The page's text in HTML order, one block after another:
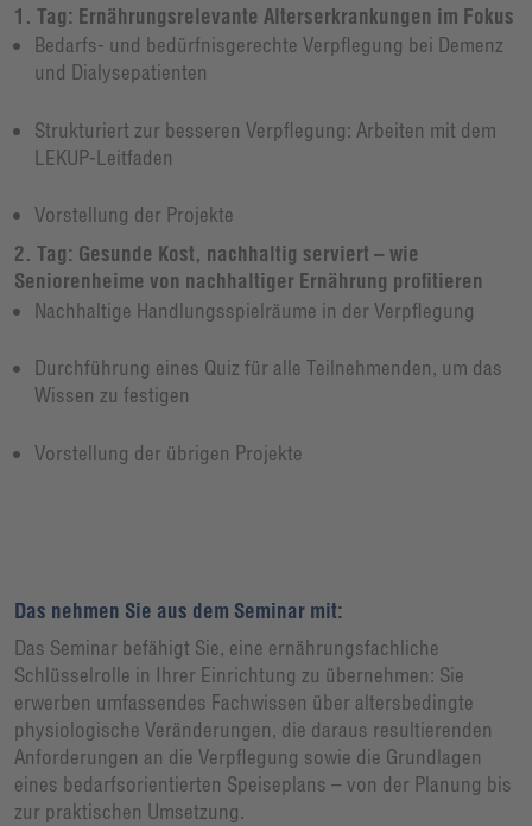
1. Tag: Ernährungsrelevante Alterserkrankungen im Fokus
Bedarfs- und bedürfnisgerechte Verpflegung bei Demenz
und Dialysepatienten
Strukturiert zur besseren Verpflegung: Arbeiten mit dem
LEKUP-Leitfaden
Vorstellung der Projekte
2. Tag: Gesunde Kost, nachhaltig serviert – wie
Seniorenheime von nachhaltiger Ernährung profitieren
Nachhaltige Handlungsspielräume in der Verpflegung
Durchführung eines Quiz für alle Teilnehmenden, um das
Wissen zu festigen
Vorstellung der übrigen Projekte
Das nehmen Sie aus dem Seminar mit:
Das Seminar befähigt Sie, eine ernährungsfachliche
Schlüsselrolle in Ihrer Einrichtung zu übernehmen: Sie
erwerben umfassendes Fachwissen über altersbedingte
physiologische Veränderungen, die daraus resultierenden
Anforderungen an die Verpflegung sowie die Grundlagen
eines bedarfsorientierten Speiseplans – von der Planung bis
zur praktischen Umsetzung.